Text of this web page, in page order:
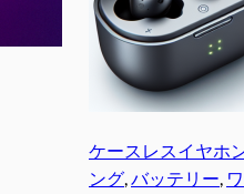
ケースレスイヤホ
ング, バッテリー,